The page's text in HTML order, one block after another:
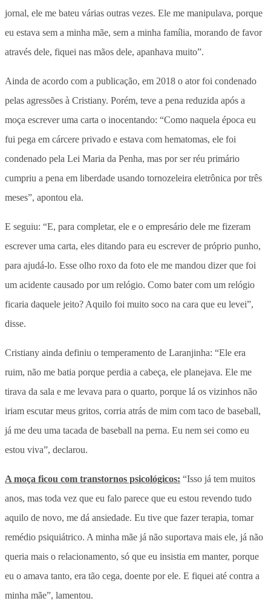
jornal, ele me bateu várias outras vezes. Ele me manipulava, porque
eu estava sem a minha mãe, sem a minha família, morando de favor
através dele, fiquei nas mãos dele, apanhava muito”.
Ainda de acordo com a publicação, em 2018 o ator foi condenado
pelas agressões à Cristiany. Porém, teve a pena reduzida após a
moça escrever uma carta o inocentando: “Como naquela época eu
fui pega em cárcere privado e estava com hematomas, ele foi
condenado pela Lei Maria da Penha, mas por ser réu primário
cumpriu a pena em liberdade usando tornozeleira eletrônica por três
meses”, apontou ela.
E seguiu: “E, para completar, ele e o empresário dele me fizeram
escrever uma carta, eles ditando para eu escrever de próprio punho,
para ajudá-lo. Esse olho roxo da foto ele me mandou dizer que foi
um acidente causado por um relógio. Como bater com um relógio
ficaria daquele jeito? Aquilo foi muito soco na cara que eu levei”,
disse.
Cristiany ainda definiu o temperamento de Laranjinha: “Ele era
ruim, não me batia porque perdia a cabeça, ele planejava. Ele me
tirava da sala e me levava para o quarto, porque lá os vizinhos não
iriam escutar meus gritos, corria atrás de mim com taco de baseball,
já me deu uma tacada de baseball na perna. Eu nem sei como eu
estou viva”, declarou.
A moça ficou com transtornos psicológicos: “Isso já tem muitos
anos, mas toda vez que eu falo parece que eu estou revendo tudo
aquilo de novo, me dá ansiedade. Eu tive que fazer terapia, tomar
remédio psiquiátrico. A minha mãe já não suportava mais ele, já não
queria mais o relacionamento, só que eu insistia em manter, porque
eu o amava tanto, era tão cega, doente por ele. E fiquei até contra a
minha mãe”, lamentou.